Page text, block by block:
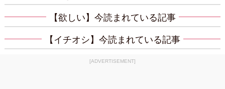
【欲しい】今読まれている記事
【イチオシ】今読まれている記事
[ADVERTISEMENT]